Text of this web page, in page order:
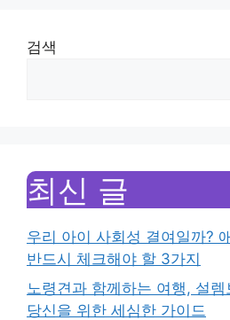
검색
최신 글
우리 아이 사회성 결여일까?
반드시 체크해야 할 3가지
노령견과 함께하는 여행, 설
당신을 위한 세심한 가이드